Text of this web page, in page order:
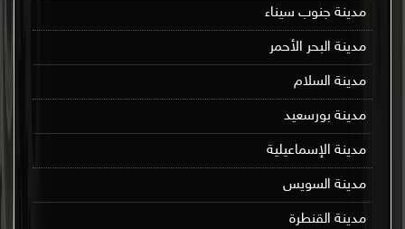
مدينة جنوب سيناء
مدينة البحر الأحمر
مدينة السلام
مدينة بورسعيد
مدينة الإسماعيلية
مدينة السويس
مدينة القنطرة